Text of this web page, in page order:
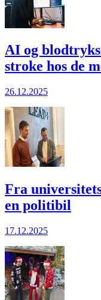
AI og
stroke hos de
26.12.2025
Fra
en politibil
17.12.2025